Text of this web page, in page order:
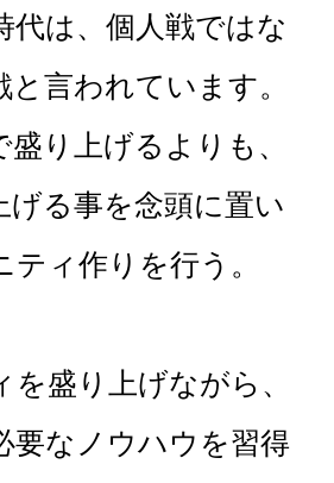
代は、個人戦ではな
言われています。
り上げるよりも、
げる事を念頭に置い
ィ作りを行う。
盛り上げながら、
要なノウハウを習得